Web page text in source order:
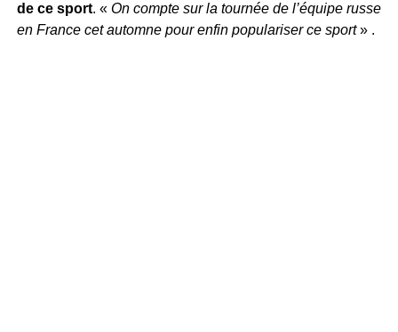
de ce sport. « On compte sur la tournée de l’équipe russe
en France cet automne pour enfin populariser ce sport» .